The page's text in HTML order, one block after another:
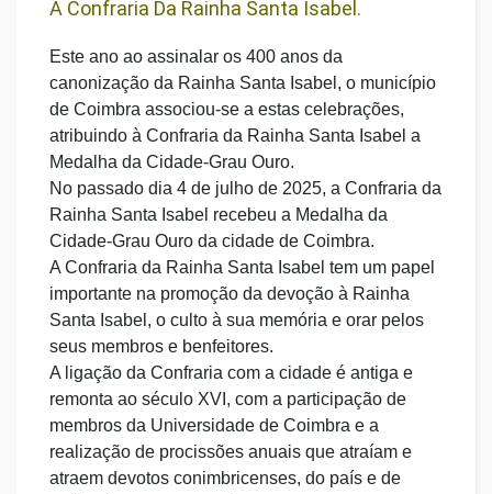
À Confraria Da Rainha Santa Isabel.
Este ano ao assinalar os 400 anos da
canonização da Rainha Santa Isabel, o município
de Coimbra associou-se a estas celebrações,
atribuindo à Confraria da Rainha Santa Isabel a
Medalha da Cidade-Grau Ouro.
No passado dia 4 de julho de 2025, a Confraria da
Rainha Santa Isabel recebeu a Medalha da
Cidade-Grau Ouro da cidade de Coimbra.
A Confraria da Rainha Santa Isabel tem um papel
importante na promoção da devoção à Rainha
Santa Isabel, o culto à sua memória e orar pelos
seus membros e benfeitores.
A ligação da Confraria com a cidade é antiga e
remonta ao século XVI, com a participação de
membros da Universidade de Coimbra e a
realização de procissões anuais que atraíam e
atraem devotos conimbricenses, do país e de